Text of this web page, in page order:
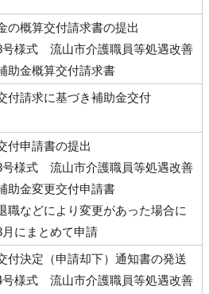
の概算交付請求書の提出
号様式 流山市介護職員等処遇改善
助金概算交付請求書
付請求に基づき補助金交付
付申請書の提出
号様式 流山市介護職員等処遇改善
助金変更交付申請書
職などにより変更があった場合に
月にまとめて申請
付決定（申請却下）通知書の発送
号様式 流山市介護職員等処遇改善